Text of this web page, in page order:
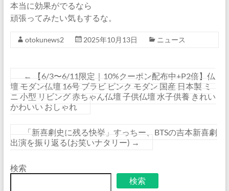
本当に効果がでるなら
頑張ってみたい気もするな。
otokunews2 2025年10月13日 ニュース
←
【6/3〜6/11限定｜10%クーポン配布中+P2倍】仏
壇 モダン仏壇 16号 ブラビ ピンク モダン 国産 日本製 ミ
ニ 小型 リビング 赤ちゃん仏壇 子供仏壇 水子供養 きれい
かわいい おしゃれ
「新喜劇史に残る快挙」すっちー、BTSの吉本新喜劇
出演を振り返る(お笑いナタリー) →
検索
検索